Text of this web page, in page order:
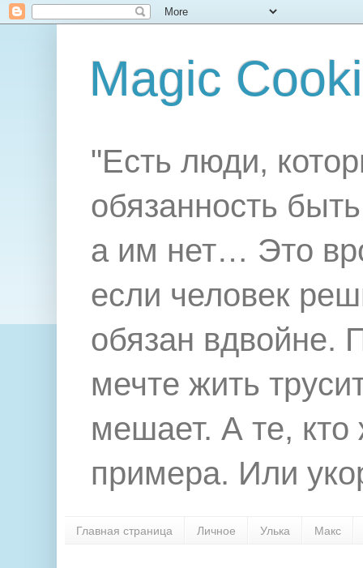
Magic
"Есть люди,
обязанность
а им нет… Это
если человек
обязан вдвойне.
мечте жить
мешает. А те,
примера. Или
Главная страница Личное Улька Макс